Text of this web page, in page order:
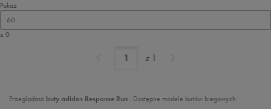
Pokaż
60
z 0
z 1
Przeglądasz buty adidas Response Run . Dostępne modele butów biegowych: